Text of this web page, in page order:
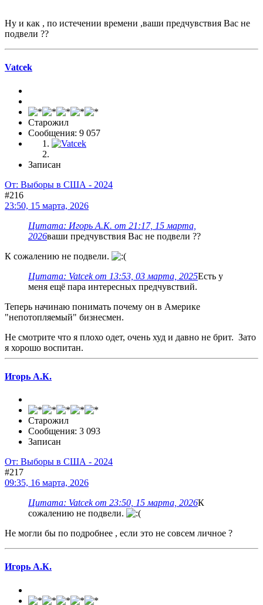
Ну и как , по истечении времени ,ваши предчувствия Вас не
подвели ??
Vatcek
Старожил
Сообщения: 9 057
Записан
От: Выборы в США - 2024
#216
23:50, 15 марта, 2026
Цитата: Игорь А.К. от 21:17, 15 марта,
2026ваши предчувствия Вас не подвели ??
К сожалению не подвели.
Цитата: Vatcek от 13:53, 03 марта, 2025Есть у
меня ещё пара интересных предчувствий.
Теперь начинаю понимать почему он в Америке
"непотопляемый" бизнесмен.
Не смотрите что я плохо одет, очень худ и давно не брит. Зато
я хорошо воспитан.
Игорь А.К.
Старожил
Сообщения: 3 093
Записан
От: Выборы в США - 2024
#217
09:35, 16 марта, 2026
Цитата: Vatcek от 23:50, 15 марта, 2026К
сожалению не подвели.
Не могли бы по подробнее , если это не совсем личное ?
Игорь А.К.